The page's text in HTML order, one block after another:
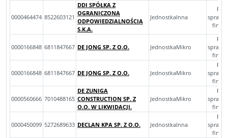
0000464474 8522603121
DDI SPÓŁKA Z
OGRANICZONĄ
ODPOWIEDZIALNOŚCIĄ
S.K.A.
JednostkaInna
0000166848 6811847667 DE JONG SP. Z O.O. JednostkaMikro
0000166848 6811847667 DE JONG SP. Z O.O. JednostkaMikro
0000560666 7010488165
DE ZUNIGA
CONSTRUCTION SP. Z
O.O. W LIKWIDACJI.
JednostkaMikro
0000450099 5272689633 DECLAN KPA SP. Z O.O. JednostkaInna